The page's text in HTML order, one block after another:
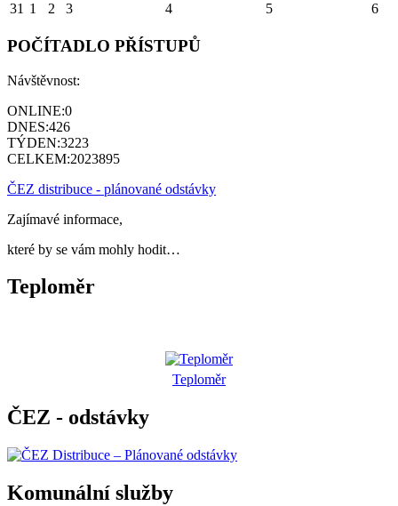
31 1 2 3 4 5 6
POČÍTADLO PŘÍSTUPŮ
Návštěvnost:
ONLINE:0
DNES:426
TÝDEN:3223
CELKEM:2023895
ČEZ distribuce - plánované odstávky
Zajímavé informace,
které by se vám mohly hodit…
Teploměr
Teploměr
ČEZ - odstávky
Komunální služby